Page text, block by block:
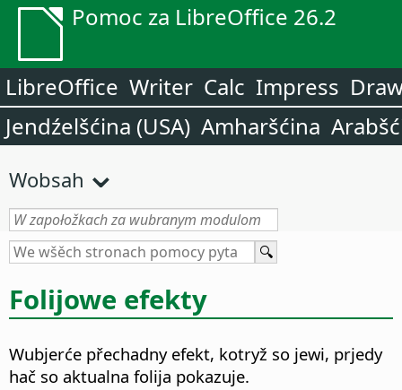
Pomoc za LibreOffice 26.2
LibreOffice Writer Calc Impress
Jendźelšćina (USA) Amharšćina
Wobsah
Folijowe efekty
Wubjerće přechadny efekt, kotryž so jewi, prjedy
hač so aktualna folija pokazuje.